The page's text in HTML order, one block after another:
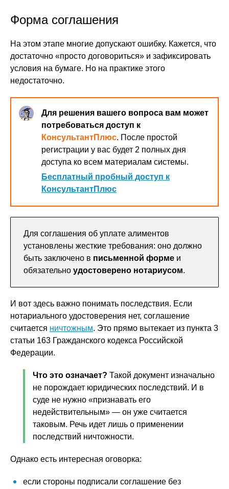
Форма соглашения
На этом этапе многие допускают ошибку. Кажется, что
достаточно «просто договориться» и зафиксировать
условия на бумаге. Но на практике этого
недостаточно.
Для решения вашего вопроса вам может
потребоваться доступ к
КонсультантПлюс. После простой
регистрации у вас будет 2 полных дня
доступа ко всем материалам системы.
Бесплатный пробный доступ к
КонсультантПлюс
Для соглашения об уплате алиментов
установлены жесткие требования: оно должно
быть заключено в письменной форме и
обязательно удостоверено нотариусом.
И вот здесь важно понимать последствия. Если
нотариального удостоверения нет, соглашение
считается ничтожным. Это прямо вытекает из пункта 3
статьи 163 Гражданского кодекса Российской
Федерации.
Что это означает? Такой документ изначально
не порождает юридических последствий. И в
суде не нужно «признавать его
недействительным» — он уже считается
таковым. Речь идет лишь о применении
последствий ничтожности.
Однако есть интересная оговорка:
если стороны подписали соглашение без